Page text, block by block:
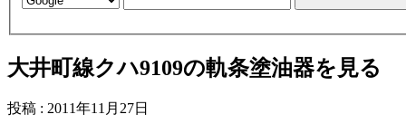
大井町線クハ9109の軌条塗油器を見る
投稿 : 2011年11月27日